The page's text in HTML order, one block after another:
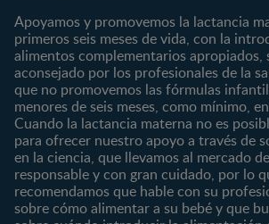
¿Quiénes somos?
Marcas y productos
Nuestros Productos
Nuestras Marcas
Embarazo
Posparto
0 a 4 meses
4 a 6 meses
6 a 8 meses
8 a 12 meses
12 a 24 meses
Desde 2 años
Preescolar
Nutrición
Salud
Maternidad
Paternidad
Vida en
Apoyamos y promovemos la lactancia
primeros seis meses de vida, con la
alimentos complementarios apropiados,
aconsejado por los profesionales de la
que no promovemos las fórmulas
menores de seis meses, como mínimo,
Cuando la lactancia materna no es
para ofrecer nuestro apoyo a través de
en la ciencia, que llevamos al mercado
responsable y con gran cuidado, por lo
recomendamos que hable con su
sobre cómo alimentar a su bebé y que